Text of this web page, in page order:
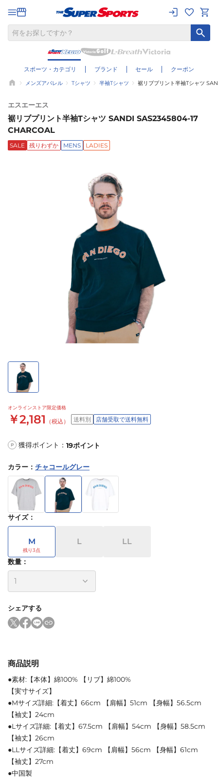
スポーツ・カテゴリ ブランド セール クーポン
メンズアパレル Tシャツ 半袖Tシャツ 裾リブプリント半袖Tシャツ
エスエーエス
裾リブプリント半袖Tシャツ SANDI SAS2345804-17
CHARCOAL
SALE 残りわずか MENS LADIES
オンラインストア限定価格
￥2,181 （税込） 送料別 店舗受取で送料無料
P 獲得ポイント： 19ポイント
カラー ： チャコールグレー
サイズ：
M L LL
数量：
シェアする
商品説明
●素材:【本体】綿100% 【リブ】綿100%
【実寸サイズ】
●Mサイズ詳細:【着丈】66cm 【肩幅】51cm 【身幅】56.5cm
【袖丈】24cm
●Lサイズ詳細:【着丈】67.5cm 【肩幅】54cm 【身幅】58.5cm
【袖丈】26cm
●LLサイズ詳細:【着丈】69cm 【肩幅】56cm 【身幅】61cm
【袖丈】27cm
●中国製